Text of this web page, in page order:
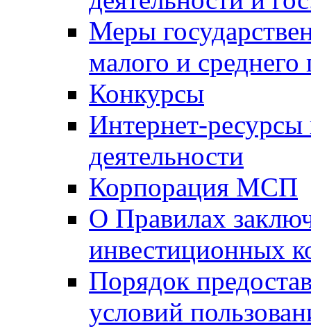
Меры
малого и среднего
Конкурсы
Интернет-
деятельности
Корпорация МСП
О Правилах
инвестиционных
Порядок
условий